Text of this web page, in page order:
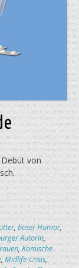
von
,böser Humor,
Autorin,
,Komische
,Midlife-Crisis,